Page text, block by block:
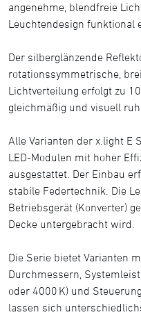
angenehme, blendfreie
Leuchtendesign funktional
Der silberglänzende
rotationssymmetrische,
Lichtverteilung erfolgt zu
gleichmäßig und visuell
Alle Varianten der x.light E
LED-Modulen mit hoher
ausgestattet. Der Einbau
stabile Federtechnik. Die
Betriebsgerät (Konverter)
Decke untergebracht wird.
Die Serie bietet Varianten
Durchmessern,
oder 4000 K) und
lassen sich